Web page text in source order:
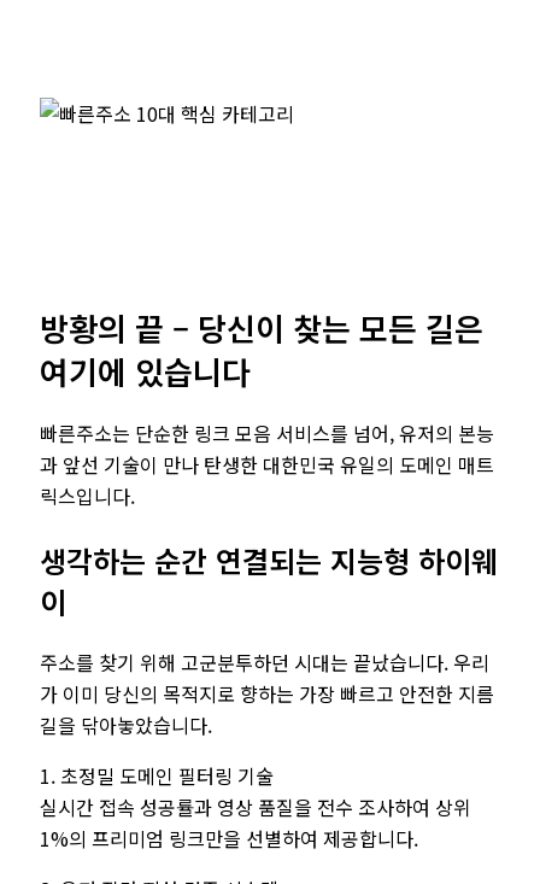
방황의 끝 – 당신이 찾는 모든 길은
여기에 있습니다
빠른주소는 단순한 링크 모음 서비스를 넘어, 유저의 본능
과 앞선 기술이 만나 탄생한 대한민국 유일의 도메인 매트
릭스입니다.
생각하는 순간 연결되는 지능형 하이웨
이
주소를 찾기 위해 고군분투하던 시대는 끝났습니다. 우리
가 이미 당신의 목적지로 향하는 가장 빠르고 안전한 지름
길을 닦아놓았습니다.
1. 초정밀 도메인 필터링 기술
실시간 접속 성공률과 영상 품질을 전수 조사하여 상위
1%의 프리미엄 링크만을 선별하여 제공합니다.